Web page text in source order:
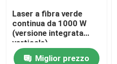
Laser a fibra verde
continua da 1000 W
(versione integrata
verticale)
Miglior prezzo